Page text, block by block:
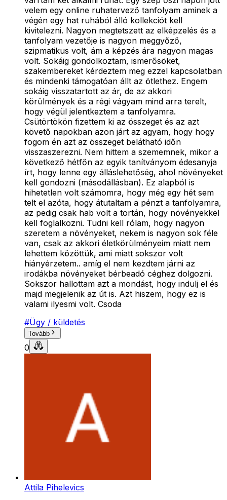
velem egy online ruhatervező tanfolyam aminek a
végén egy hat ruhából álló kollekciót kell
kivitelezni. Nagyon megtetszett az elképzelés és a
tanfolyam vezetője is nagyon meggyőző,
szipmatikus volt, ám a képzés ára nagyon magas
volt. Sokáig gondolkoztam, ismerősöket,
szakembereket kérdeztem meg ezzel kapcsolatban
és mindenki támogatóan állt az ötlethez. Engem
sokáig visszatartott az ár, de az akkori
körülmények és a régi vágyam mind arra terelt,
hogy végül jelentkeztem a tanfolyamra.
Csütörtökön fizettem ki az összeget és az azt
követő napokban azon járt az agyam, hogy hogy
fogom én azt az összeget belátható időn
visszaszerezni. Nem hittem a szememnek, mikor a
következő hétfőn az egyik tanítványom édesanyja
írt, hogy lenne egy álláslehetőség, ahol növényeket
kell gondozni (másodállásban). Ez alapból is
hihetetlen volt számomra, hogy még egy hét sem
telt el azóta, hogy átutaltam a pénzt a tanfolyamra,
az pedig csak hab volt a tortán, hogy növényekkel
kell foglalkozni. Tudni kell rólam, hogy nagyon
szeretem a növényeket, nekem is nagyon sok féle
van, csak az akkori életkörülményeim miatt nem
lehettem közöttük, ami miatt sokszor volt
hiányérzetem.. amíg el nem kezdtem járni az
irodákba növényeket bérbeadó céghez dolgozni.
Sokszor hallottam azt a mondást, hogy indulj el és
majd megjelenik az út is. Azt hiszem, hogy ez is
valami ilyesmi volt. Csoda
#Ügy / küldetés
Tovább
0
Attila Pihelevics